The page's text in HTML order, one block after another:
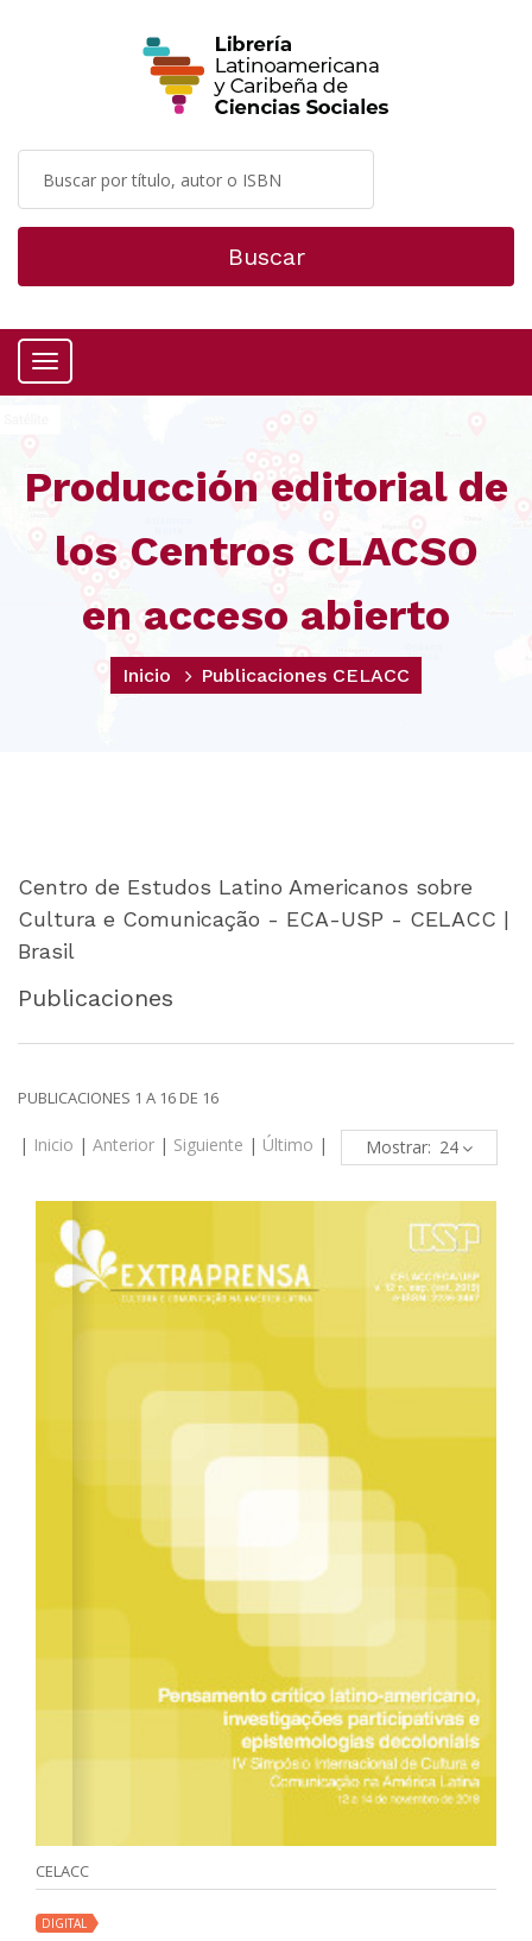
Buscar
Menú
Producción editorial de
los Centros CLACSO
en acceso abierto
Inicio Publicaciones CELACC
Centro de Estudos Latino Americanos sobre
Cultura e Comunicação - ECA-USP - CELACC |
Brasil
Publicaciones
PUBLICACIONES 1 A 16 DE 16
| Inicio | Anterior | Siguiente | Último | Mostrar:
CELACC
DIGITAL